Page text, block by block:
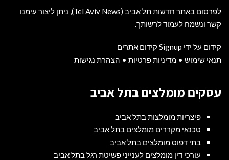
לפרסום באתר חדשות תל אביב (Tel Aviv News),
ניתן ליצור עימנו
קשר ונשמח לעמוד לרשותך.
קידום על ידי Signup קידום אתרים
תנאי שימוש • מדיניות פרטיות • הצהרת נגישות
עסקים מומלצים בתל אביב
פיצריות מומלצות בתל אביב
טכנאי מקררים מומלצים בתל אביב
בתי דפוס מומלצים בתל אביב
עורכי דין מומלצים לענייני פשיטת רגל בתל אביב